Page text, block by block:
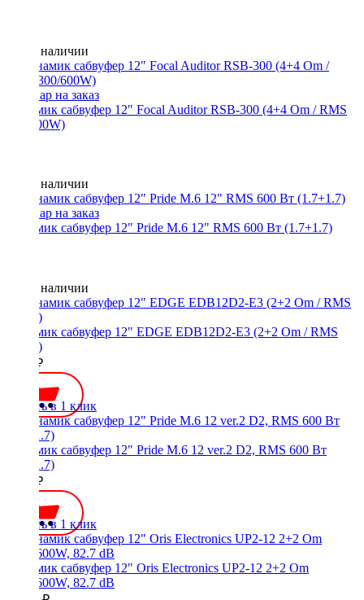
Нет в наличии
Динамик сабвуфер 12" Focal Auditor RSB-300 (4+4 Om / RMS
300/600W)
Нет в наличии
Динамик сабвуфер 12" Pride M.6 12" RMS 600 Вт (1.7+1.7)
Нет в наличии
Динамик сабвуфер 12" EDGE EDB12D2-E3 (2+2 Om / RMS
600W)
8600 ₽
Купить в 1 клик
Динамик сабвуфер 12" Pride M.6 12 ver.2 D2, RMS 600 Вт
(1.7+1.7)
8400 ₽
Купить в 1 клик
Динамик сабвуфер 12" Oris Electronics UP2-12 2+2 Om
800/1600W, 82.7 dB